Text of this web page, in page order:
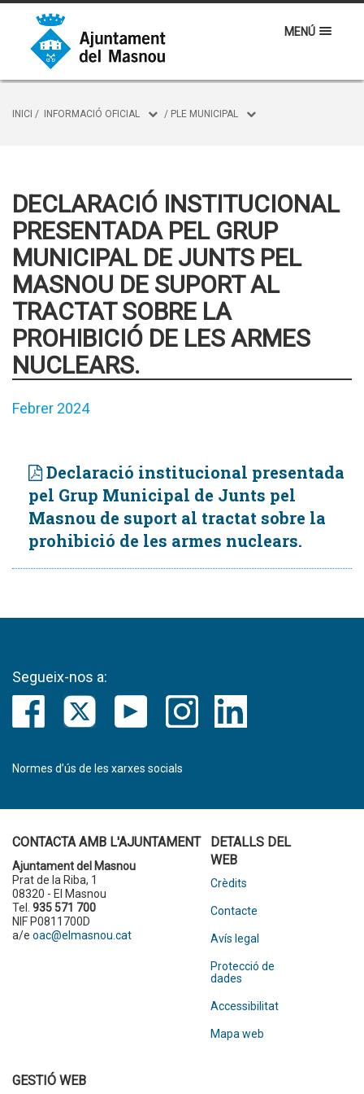
MENÚ
INICI / INFORMACIÓ OFICIAL / PLE MUNICIPAL
DECLARACIÓ INSTITUCIONAL
PRESENTADA PEL GRUP
MUNICIPAL DE JUNTS PEL
MASNOU DE SUPORT AL
TRACTAT SOBRE LA
PROHIBICIÓ DE LES ARMES
NUCLEARS.
Febrer 2024
Declaració institucional presentada
pel Grup Municipal de Junts pel
Masnou de suport al tractat sobre la
prohibició de les armes nuclears.
Segueix-nos a:
Normes d’ús de les xarxes socials
CONTACTA AMB L'AJUNTAMENT
Ajuntament del Masnou
Prat de la Riba, 1
08320 - El Masnou
Tel. 935 571 700
NIF P0811700D
a/e oac@elmasnou.cat
DETALLS DEL
WEB
Crèdits
Contacte
Avís legal
Protecció de
dades
Accessibilitat
Mapa web
GESTIÓ WEB